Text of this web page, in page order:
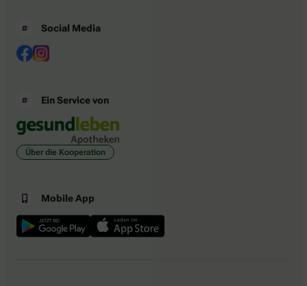
Social Media
Ein Service von
Über die Kooperation
Mobile App